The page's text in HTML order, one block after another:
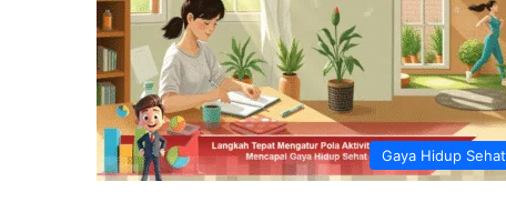
Gaya Hidup Sehat